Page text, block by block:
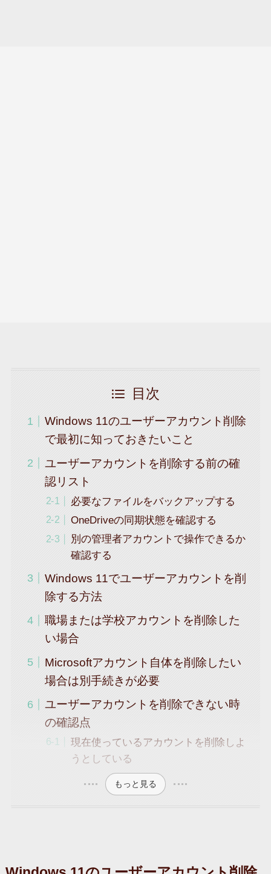
目次
Windows 11のユーザーアカウント削除
で最初に知っておきたいこと
ユーザーアカウントを削除する前の確
認リスト
必要なファイルをバックアップする
OneDriveの同期状態を確認する
別の管理者アカウントで操作できるか
確認する
Windows 11でユーザーアカウントを削
除する方法
職場または学校アカウントを削除した
い場合
Microsoftアカウント自体を削除したい
場合は別手続きが必要
ユーザーアカウントを削除できない時
の確認点
現在使っているアカウントを削除しよ
うとしている
もっと見る